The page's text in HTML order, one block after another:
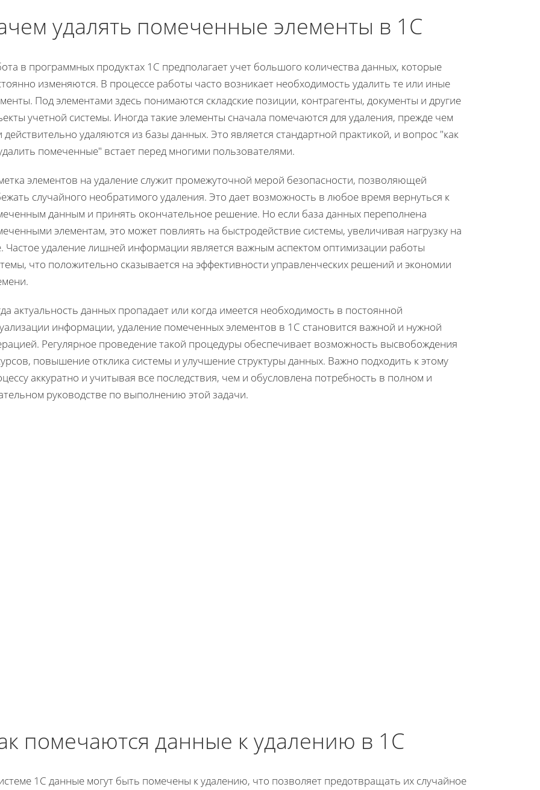
удалять помеченные элементы в 1С
в программных продуктах 1С предполагает учет большого количества данных, которые
изменяются. В процессе работы часто возникает необходимость удалить те или иные
Под элементами здесь понимаются складские позиции, контрагенты, документы и другие
учетной системы. Иногда такие элементы сначала помечаются для удаления, прежде чем
действительно удаляются из базы данных. Это является стандартной практикой, и вопрос "как
помеченные" встает перед многими пользователями.
элементов на удаление служит промежуточной мерой безопасности, позволяющей
случайного необратимого удаления. Это дает возможность в любое время вернуться к
данным и принять окончательное решение. Но если база данных переполнена
элементам, это может повлиять на быстродействие системы, увеличивая нагрузку на
Частое удаление лишней информации является важным аспектом оптимизации работы
что положительно сказывается на эффективности управленческих решений и экономии
актуальность данных пропадает или когда имеется необходимость в постоянной
информации, удаление помеченных элементов в 1С становится важной и нужной
Регулярное проведение такой процедуры обеспечивает возможность высвобождения
повышение отклика системы и улучшение структуры данных. Важно подходить к этому
аккуратно и учитывая все последствия, чем и обусловлена потребность в полном и
руководстве по выполнению этой задачи.
помечаются данные к удалению в 1С
1С данные могут быть помечены к удалению, что позволяет предотвращать их случайное